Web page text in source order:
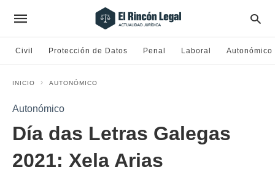
Civil Protección de Datos Penal Laboral Autonómico
INICIO AUTONÓMICO
Autonómico
Día das Letras Galegas
2021: Xela Arias